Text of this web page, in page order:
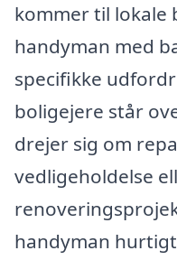
kommer til lokale
handyman med
specifikke
boligejere står
drejer sig om
vedligeholdelse
handyman